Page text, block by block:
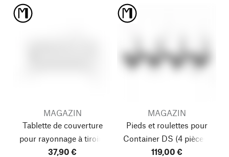
MAGAZIN
Tablette de couverture
pour rayonnage à tiroirs
Stellage
37,90 €
MAGAZIN
Pieds et roulettes pour
Container DS (4 pièces)
119,00 €